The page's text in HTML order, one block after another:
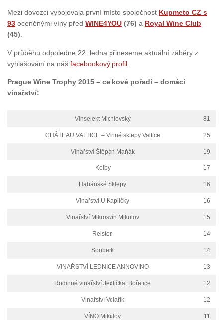
Mezi dovozci vybojovala první místo společnost Kupmeto CZ s
93 oceněnými víny před WINE4YOU (76) a Royal Wine Club
(45).
V průběhu odpoledne 22. ledna přineseme aktuální záběry z
vyhlašování na náš facebookový profil
Prague Wine Trophy 2015 – celkové pořadí – domácí
vinařství:
Vinselekt Michlovský 81
CHÂTEAU VALTICE – Vinné sklepy Valtice 25
Vinařství Štěpán Maňák 19
Kolby 17
Habánské Sklepy 16
Vinařství U Kapličky 16
Vinařství Mikrosvín Mikulov 15
Reisten 14
Sonberk 14
VINAŘSTVÍ LEDNICE ANNOVINO 13
Rodinné vinařství Jedlička, Bořetice 12
Vinařství Volařík 12
VÍNO Mikulov 11